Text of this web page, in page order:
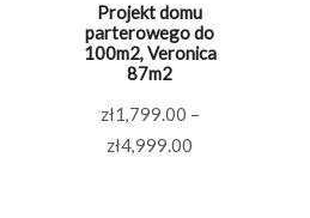
Projekt domu
parterowego do
100m2, Veronica
87m2
zł1,799.00 –
zł4,999.00